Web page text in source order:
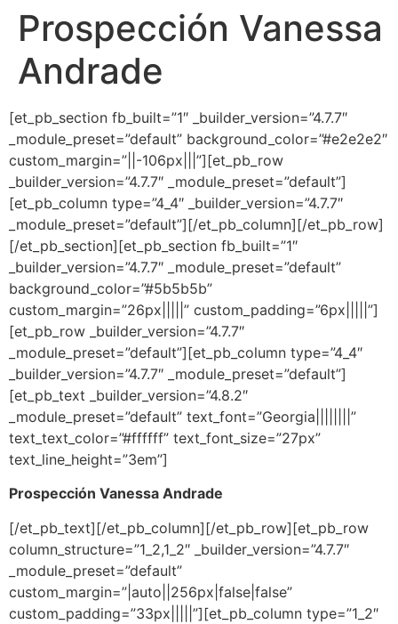
contenido
Prospección Vanessa
Andrade
[et_pb_section fb_built=”1″ _builder_version=”4.7.7″
_module_preset=”default” background_color=”#e2e2e2″
custom_margin=”||-106px|||”][et_pb_row
_builder_version=”4.7.7″ _module_preset=”default”]
[et_pb_column type=”4_4″ _builder_version=”4.7.7″
_module_preset=”default”][/et_pb_column][/et_pb_row]
[/et_pb_section][et_pb_section fb_built=”1″
_builder_version=”4.7.7″ _module_preset=”default”
background_color=”#5b5b5b”
custom_margin=”26px|||||” custom_padding=”6px|||||”]
[et_pb_row _builder_version=”4.7.7″
_module_preset=”default”][et_pb_column type=”4_4″
_builder_version=”4.7.7″ _module_preset=”default”]
[et_pb_text _builder_version=”4.8.2″
_module_preset=”default” text_font=”Georgia||||||||”
text_text_color=”#ffffff” text_font_size=”27px”
text_line_height=”3em”]
Prospección Vanessa Andrade
[/et_pb_text][/et_pb_column][/et_pb_row][et_pb_row
column_structure=”1_2,1_2″ _builder_version=”4.7.7″
_module_preset=”default”
custom_margin=”|auto||256px|false|false”
custom_padding=”33px|||||”][et_pb_column type=”1_2″